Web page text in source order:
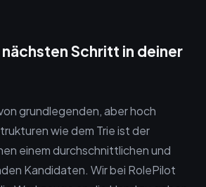
Schritt in deiner
grundlegenden, aber hoch
wie dem Trie ist der
einem durchschnittlichen und
Kandidaten. Wir bei RolePilot